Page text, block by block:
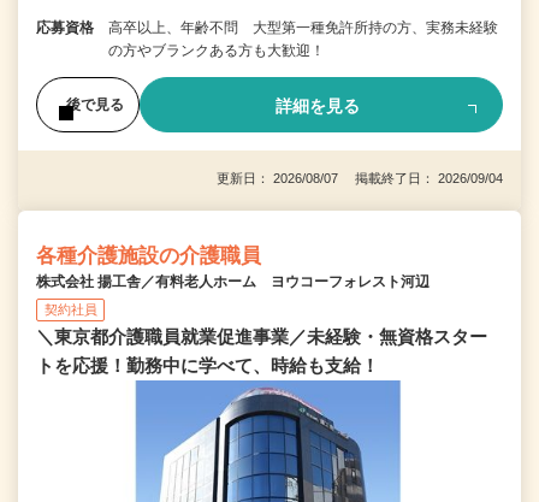
応募資格
高卒以上、年齢不問 大型第一種免許所持の方、実務未経験
の方やブランクある方も大歓迎！
後で見る 詳細を見る
更新日： 2026/08/07 掲載終了日： 2026/09/04
各種介護施設の介護職員
株式会社 揚工舎／有料老人ホーム ヨウコーフォレスト河辺
契約社員
＼東京都介護職員就業促進事業／未経験・無資格スター
トを応援！勤務中に学べて、時給も支給！